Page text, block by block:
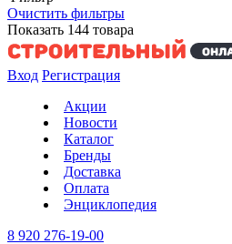
Очистить фильтры
Показать 144 товара
Вход Регистрация
Акции
Новости
Каталог
Бренды
Доставка
Оплата
Энциклопедия
8 920 276-19-00